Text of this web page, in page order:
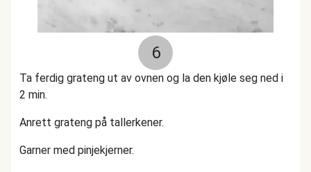
6
Ta ferdig grateng ut av ovnen og la den kjøle seg ned i
2 min.
Anrett grateng på tallerkener.
Garner med pinjekjerner.